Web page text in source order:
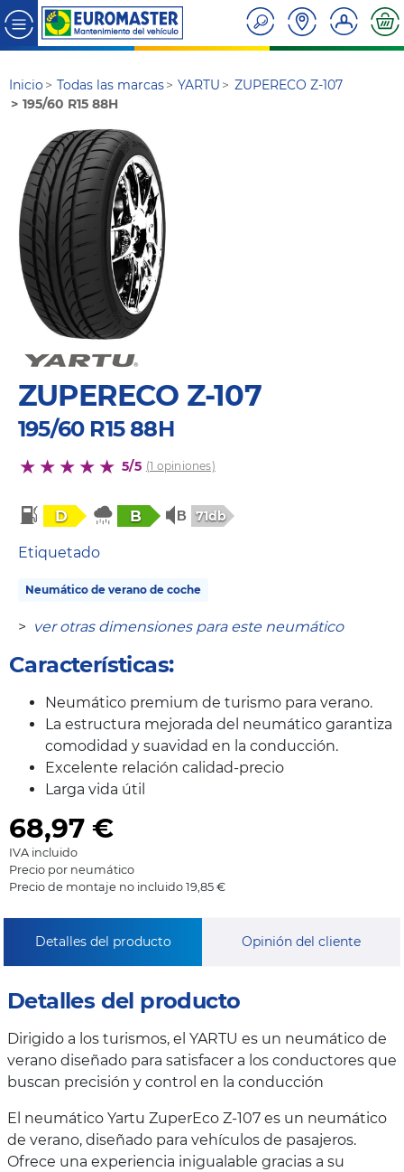
Inicio Todas las marcas YARTU
ZUPERECO Z-107
195/60 R15 88H
ZUPERECO Z-107
195/60 R15 88H
5/5 (1 opiniones)
D B 71db
Etiquetado
Neumático de verano de coche
> ver otras dimensiones para este neumático
Características:
Neumático premium de turismo para verano.
La estructura mejorada del neumático garantiza
comodidad y suavidad en la conducción.
Excelente relación calidad-precio
Larga vida útil
68,97 €
IVA incluido
Precio por neumático
Precio de montaje no incluido 19,85 €
Detalles del producto Opinión del cliente
Detalles del producto
Dirigido a los turismos, el YARTU es un neumático de
verano diseñado para satisfacer a los conductores que
buscan precisión y control en la conducción
El neumático Yartu ZuperEco Z-107 es un neumático
de verano, diseñado para vehículos de pasajeros.
Ofrece una experiencia inigualable gracias a su